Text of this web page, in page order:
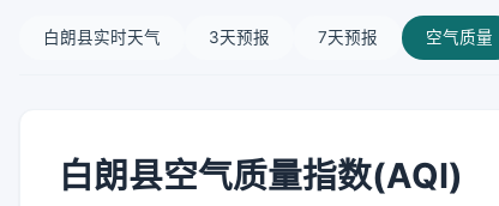
白朗县实时天气 3天预报 7天预报 空气质量
白朗县空气质量指数(AQI)